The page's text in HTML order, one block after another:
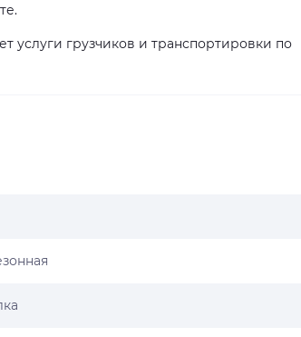
услуги грузчиков и транспортировки по